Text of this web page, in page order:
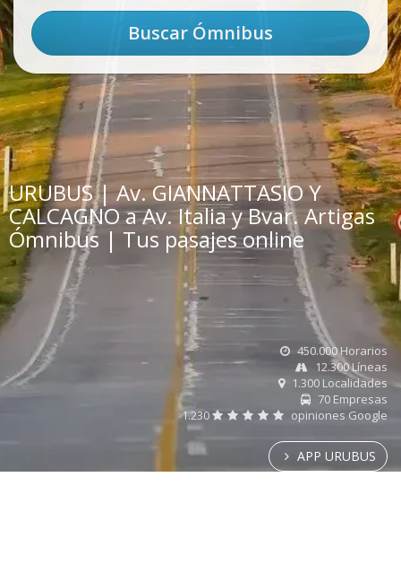
URUBUS | Av. GIANNATTASIO Y
CALCAGNO a Av. Italia y Bvar. Artigas
Ómnibus | Tus pasajes online
450.000 Horarios
12.300 Líneas
1.300 Localidades
70 Empresas
1.230
opiniones Google
APP URUBUS